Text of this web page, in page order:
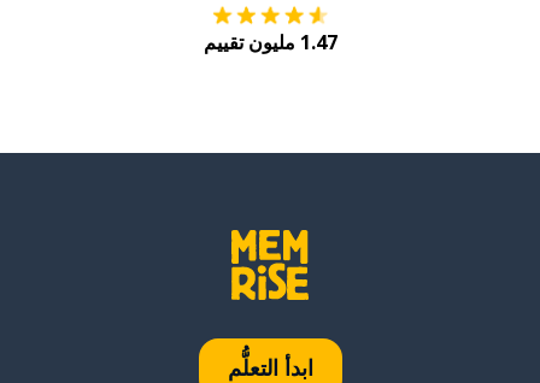
1.47 مليون تقييم
ابدأ التعلُّم